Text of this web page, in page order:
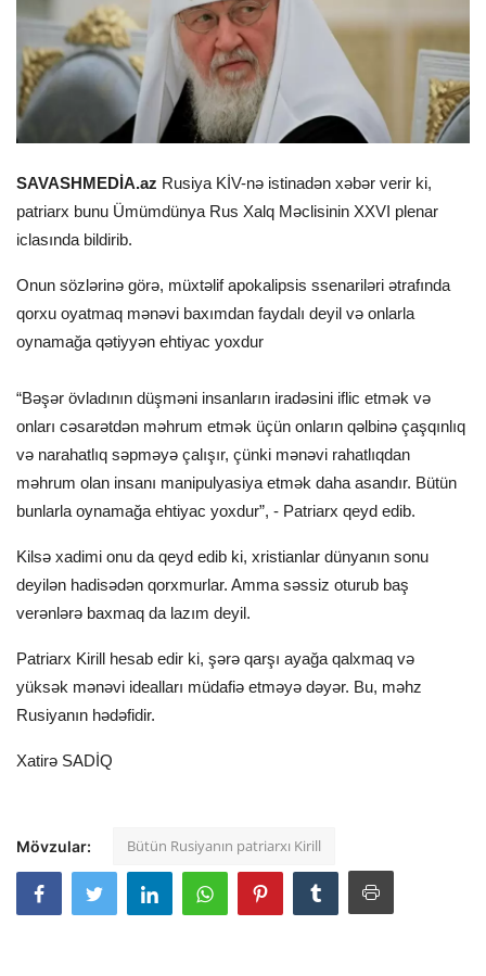
SAVASHMEDİA.az Rusiya KİV-nə istinadən xəbər verir ki,
patriarx bunu Ümümdünya Rus Xalq Məclisinin XXVI plenar
iclasında bildirib.
Onun sözlərinə görə, müxtəlif apokalipsis ssenariləri ətrafında
qorxu oyatmaq mənəvi baxımdan faydalı deyil və onlarla
oynamağa qətiyyən ehtiyac yoxdur
“Bəşər övladının düşməni insanların iradəsini iflic etmək və
onları cəsarətdən məhrum etmək üçün onların qəlbinə çaşqınlıq
və narahatlıq səpməyə çalışır, çünki mənəvi rahatlıqdan
məhrum olan insanı manipulyasiya etmək daha asandır. Bütün
bunlarla oynamağa ehtiyac yoxdur”, - Patriarx qeyd edib.
Kilsə xadimi onu da qeyd edib ki, xristianlar dünyanın sonu
deyilən hadisədən qorxmurlar. Amma səssiz oturub baş
verənlərə baxmaq da lazım deyil.
Patriarx Kirill hesab edir ki, şərə qarşı ayağa qalxmaq və
yüksək mənəvi idealları müdafiə etməyə dəyər. Bu, məhz
Rusiyanın hədəfidir.
Xatirə SADİQ
Mövzular: Bütün Rusiyanın patriarxı Kirill